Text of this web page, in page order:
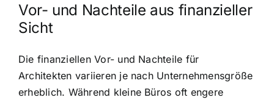
Vor- und Nachteile aus finanzieller
Sicht
Die finanziellen Vor- und Nachteile für
Architekten variieren je nach Unternehmensgröße
erheblich. Während kleine Büros oft engere